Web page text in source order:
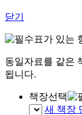
닫기
표가 있는
동일자료를 같은
됩니다.
책장선택
새 책장